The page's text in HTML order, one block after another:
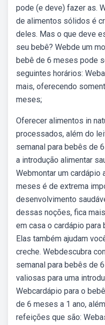
pode (e deve) fazer as.
de alimentos sólidos é
deles. Mas o que deve
seu bebê? Webde um
bebê de 6 meses pode
seguintes horários:
mais, oferecendo
meses;
Oferecer alimentos in
processados, além do
semanal para bebês de
a introdução alimentar
Webmontar um cardápio
meses é de extrema
desenvolvimento
dessas noções, fica
em casa o cardápio
Elas também ajudam
creche. Webdescubra
semanal para bebês de
valiosas para uma
Webcardápio para o
de 6 meses a 1 ano,
refeições que são: